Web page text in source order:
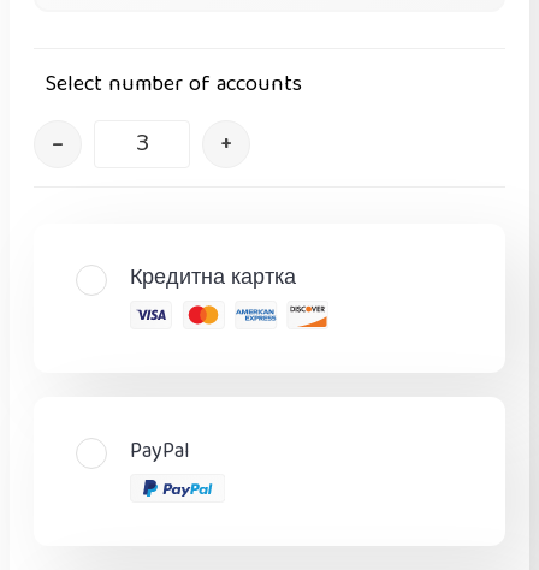
Select number of accounts
– +
Кредитна картка
PayPal